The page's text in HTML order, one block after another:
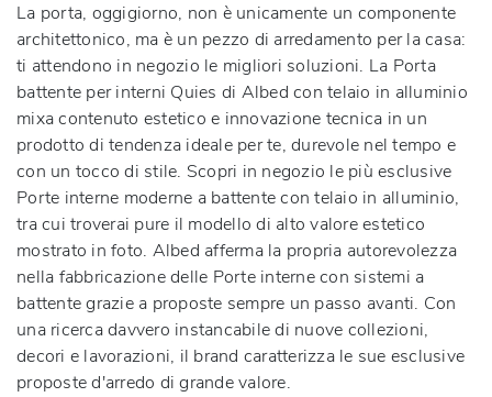
La porta, oggigiorno, non è unicamente un componente
architettonico, ma è un pezzo di arredamento per la casa:
ti attendono in negozio le migliori soluzioni. La Porta
battente per interni Quies di Albed con telaio in alluminio
mixa contenuto estetico e innovazione tecnica in un
prodotto di tendenza ideale per te, durevole nel tempo e
con un tocco di stile. Scopri in negozio le più esclusive
Porte interne moderne a battente con telaio in alluminio,
tra cui troverai pure il modello di alto valore estetico
mostrato in foto. Albed afferma la propria autorevolezza
nella fabbricazione delle Porte interne con sistemi a
battente grazie a proposte sempre un passo avanti. Con
una ricerca davvero instancabile di nuove collezioni,
decori e lavorazioni, il brand caratterizza le sue esclusive
proposte d'arredo di grande valore.